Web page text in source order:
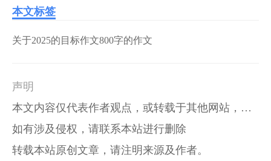
本文标签
关于2025的目标作文800字的作文
声明
本文内容仅代表作者观点，或转载于其他网站，本站不以此文作为商业用途
如有涉及侵权，请联系本站进行删除
转载本站原创文章，请注明来源及作者。